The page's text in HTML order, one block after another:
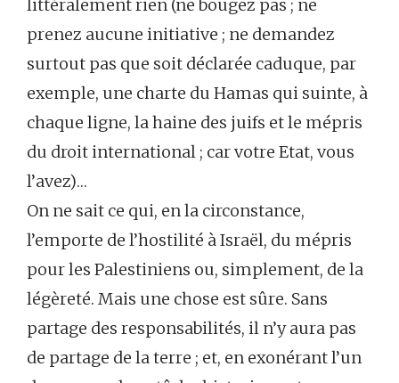
littéralement rien (ne bougez pas ; ne
prenez aucune initiative ; ne demandez
surtout pas que soit déclarée caduque, par
exemple, une charte du Hamas qui suinte, à
chaque ligne, la haine des juifs et le mépris
du droit international ; car votre Etat, vous
l’avez)…
On ne sait ce qui, en la circonstance,
l’emporte de l’hostilité à Israël, du mépris
pour les Palestiniens ou, simplement, de la
légèreté. Mais une chose est sûre. Sans
partage des responsabilités, il n’y aura pas
de partage de la terre ; et, en exonérant l’un